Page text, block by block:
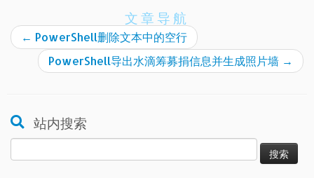
文章导航
← PowerShell删除文本中的空行
PowerShell导出水滴筹募捐信息并生成照片墙 →
站内搜索
索：